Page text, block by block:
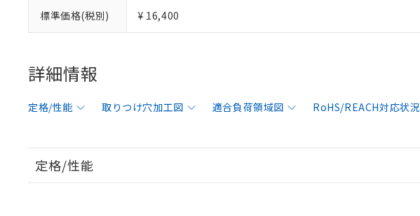
標準価格(税別) ¥ 16,400
詳細情報
定格/性能 取りつけ穴加工図 適合負荷領域図 RoHS/REACH対応状況
定格/性能